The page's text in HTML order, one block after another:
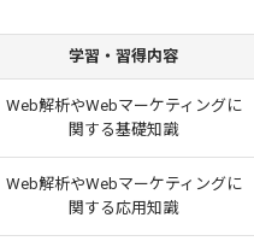
学習・習得内容
Web解析やWebマーケティングに
関する基礎知識
Web解析やWebマーケティングに
関する応用知識